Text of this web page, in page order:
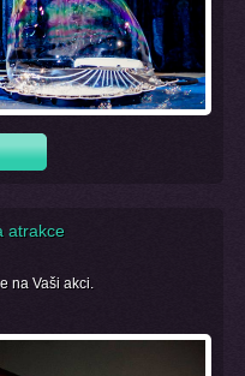
atrakce
na Vaši akci.